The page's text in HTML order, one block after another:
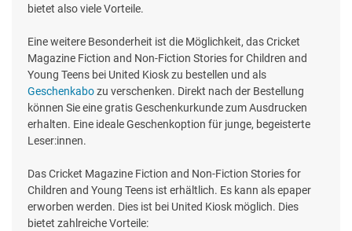
bietet also viele Vorteile.
Eine weitere Besonderheit ist die Möglichkeit, das Cricket
Magazine Fiction and Non-Fiction Stories for Children and
Young Teens bei United Kiosk zu bestellen und als
Geschenkabozu verschenken. Direkt nach der Bestellung
können Sie eine gratis Geschenkurkunde zum Ausdrucken
erhalten. Eine ideale Geschenkoption für junge, begeisterte
Leser:innen.
Das Cricket Magazine Fiction and Non-Fiction Stories for
Children and Young Teens ist erhältlich. Es kann als epaper
erworben werden. Dies ist bei United Kiosk möglich. Dies
bietet zahlreiche Vorteile: